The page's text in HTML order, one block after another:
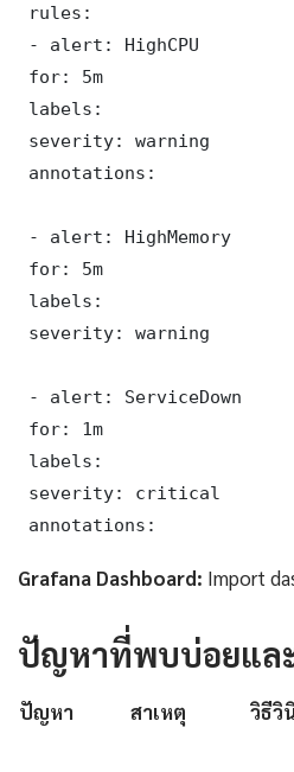
rules:
- alert: HighCPU
for: 5m
labels:
severity: warning
annotations:
- alert: HighMemory
for: 5m
labels:
severity: warning
- alert: ServiceDown
for: 1m
labels:
severity: critical
annotations:
Grafana Dashboard: Import
ปัญหาที่พบบ่อยแล
ปัญหา สาเหตุ วิธีวิ